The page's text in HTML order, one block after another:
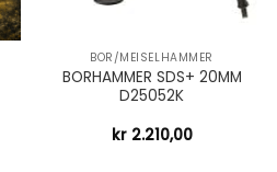
BOR/MEISELHAMMER
BORHAMMER SDS+ 20MM
D25052K
kr2.210,00